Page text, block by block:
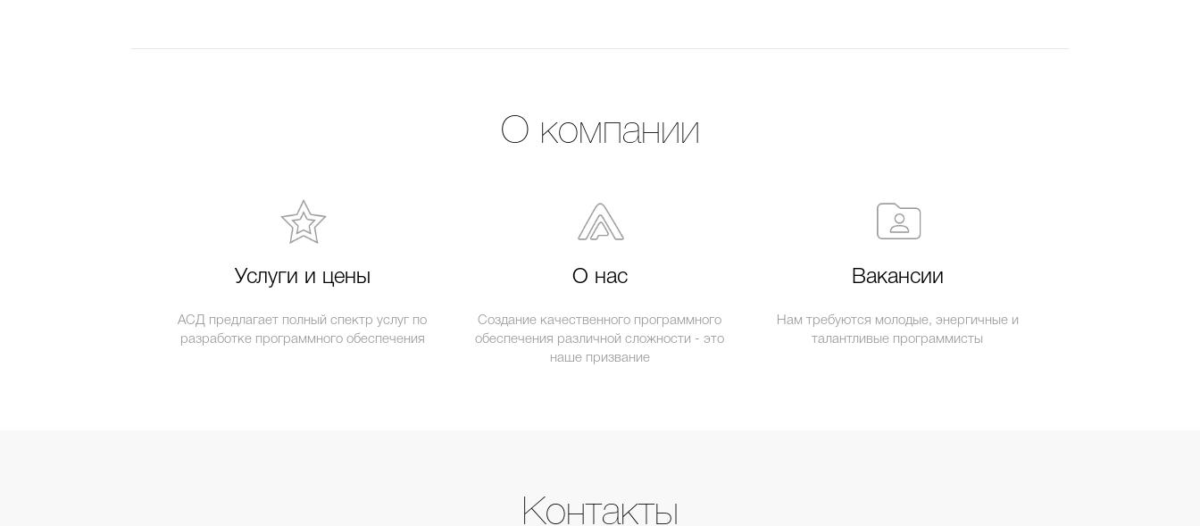
О компании
Услуги и цены
АСД предлагает полный спектр услуг по
разработке программного обеспечения
О нас
Создание качественного программного
обеспечения различной сложности - это
наше призвание
Вакансии
Нам требуются молодые, энергичные и
талантливые программисты
Контакты